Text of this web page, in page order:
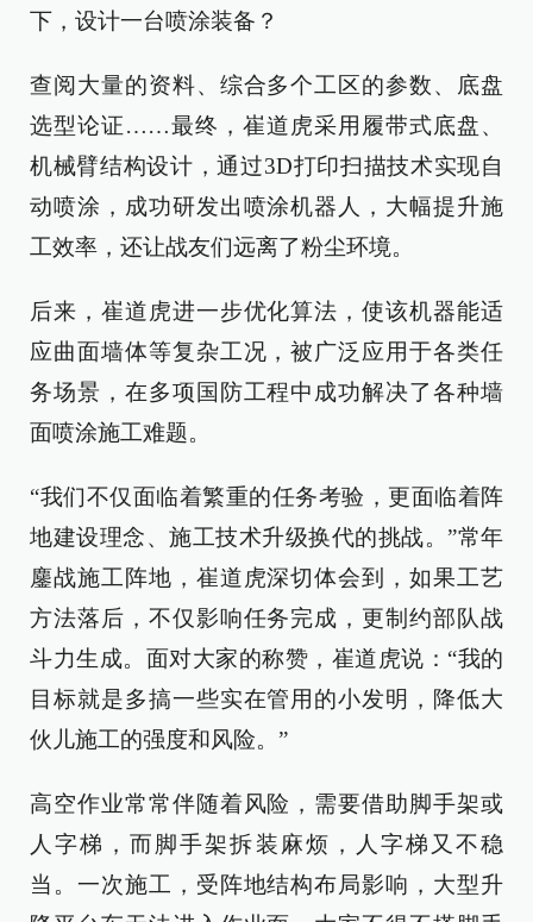
下，设计一台喷涂装备？
查阅大量的资料、综合多个工区的参数、底盘
选型论证……最终，崔道虎采用履带式底盘、
机械臂结构设计，通过3D打印扫描技术实现自
动喷涂，成功研发出喷涂机器人，大幅提升施
工效率，还让战友们远离了粉尘环境。
后来，崔道虎进一步优化算法，使该机器能适
应曲面墙体等复杂工况，被广泛应用于各类任
务场景，在多项国防工程中成功解决了各种墙
面喷涂施工难题。
“我们不仅面临着繁重的任务考验，更面临着阵
地建设理念、施工技术升级换代的挑战。”常年
鏖战施工阵地，崔道虎深切体会到，如果工艺
方法落后，不仅影响任务完成，更制约部队战
斗力生成。面对大家的称赞，崔道虎说：“我的
目标就是多搞一些实在管用的小发明，降低大
伙儿施工的强度和风险。”
高空作业常常伴随着风险，需要借助脚手架或
人字梯，而脚手架拆装麻烦，人字梯又不稳
当。一次施工，受阵地结构布局影响，大型升